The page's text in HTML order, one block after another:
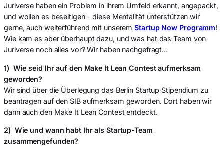
Juriverse haben ein Problem in ihrem Umfeld erkannt, angepackt,
und wollen es beseitigen – diese Mentalität unterstützen wir
gerne, auch weiterführend mit unseremStartup Now Programm!
Wie kam es aber überhaupt dazu, und was hat das Team von
Juriverse noch alles vor? Wir haben nachgefragt…
1) Wie seid Ihr auf den Make It Lean Contest aufmerksam
geworden?
Wir sind über die Überlegung das Berlin Startup Stipendium zu
beantragen auf den SIB aufmerksam geworden. Dort haben wir
dann auch den Make It Lean Contest entdeckt.
2) Wie und wann habt Ihr als Startup-Team
zusammengefunden?